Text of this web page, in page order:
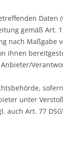
Daten
gemäß Art.
nach Maßgabe
ihnen
unter
auch Art. 77